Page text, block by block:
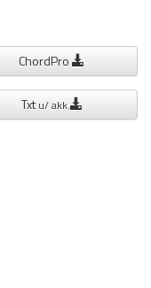
ChordPro
Txtu/ akk.